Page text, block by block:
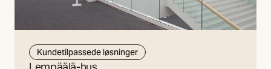
Kundetilpassede løsninger